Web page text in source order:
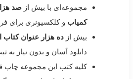
مجموعه‌ای با بیش از صد
کمیاب و کلکسیونری برای
بیش از ده هزار عنوان کتاب
دانلود آسان و بدون نیاز به
کلیه کتب این مجموعه چاپ